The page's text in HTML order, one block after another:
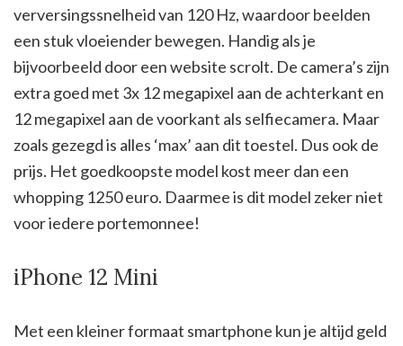
verversingssnelheid van 120 Hz, waardoor beelden
een stuk vloeiender bewegen. Handig als je
bijvoorbeeld door een website scrolt. De camera’s zijn
extra goed met 3x 12 megapixel aan de achterkant en
12 megapixel aan de voorkant als selfiecamera. Maar
zoals gezegd is alles ‘max’ aan dit toestel. Dus ook de
prijs. Het goedkoopste model kost meer dan een
whopping 1250 euro. Daarmee is dit model zeker niet
voor iedere portemonnee!
iPhone 12 Mini
Met een kleiner formaat smartphone kun je altijd geld